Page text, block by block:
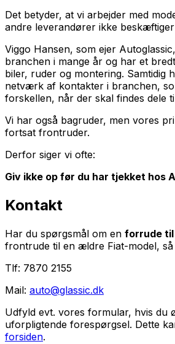
Det betyder, at vi arbejder med
andre leverandører ikke
Viggo Hansen, som ejer
branchen i mange år og har et
biler, ruder og montering. Samtidig
netværk af kontakter i branchen,
forskellen, når der skal findes dele
Vi har også bagruder, men vores
fortsat frontruder.
Derfor siger vi ofte:
Giv ikke op før du har tjekket hos
Kontakt
Har du spørgsmål om en forrude
frontrude til en ældre Fiat-model,
Tlf: 7870 2155
Mail: auto@glassic.dk
Udfyld evt. vores formular, hvis du
uforpligtende forespørgsel. Dette
forsiden.